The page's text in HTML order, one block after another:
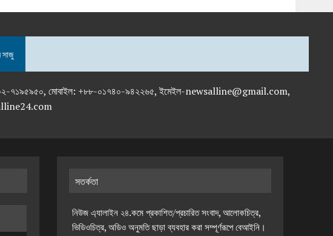
সাজু
+৮৮-০২-৭১৯৫৯৫০, মোবাইল: +৮৮-০১৭৪০-৯৪২২৬৫, ইমেইল-newsalline@gmail.com,
সতর্কতা
নিউজ এ্যালাইন ২৪.কমে প্রকাশিত/প্রচারিত সংবাদ, আলোকচিত্র,
ভিডিওচিত্র, অডিও অনুমতি ছাড়া ব্যবহার করা সম্পূর্ণরূপে বেআইনি।